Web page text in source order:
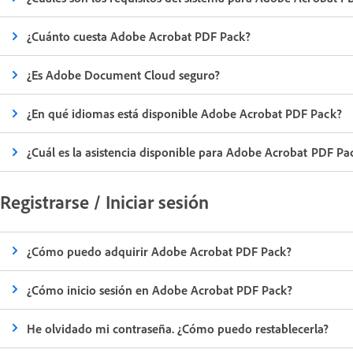
¿Cuánto cuesta Adobe Acrobat PDF Pack?
¿Es Adobe Document Cloud seguro?
¿En qué idiomas está disponible Adobe Acrobat PDF Pack?
¿Cuál es la asistencia disponible para Adobe Acrobat PDF
Registrarse / Iniciar sesión
¿Cómo puedo adquirir Adobe Acrobat PDF Pack?
¿Cómo inicio sesión en Adobe Acrobat PDF Pack?
He olvidado mi contraseña. ¿Cómo puedo restablecerla?